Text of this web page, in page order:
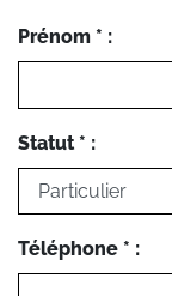
Prénom * :
Statut * :
Téléphone * :